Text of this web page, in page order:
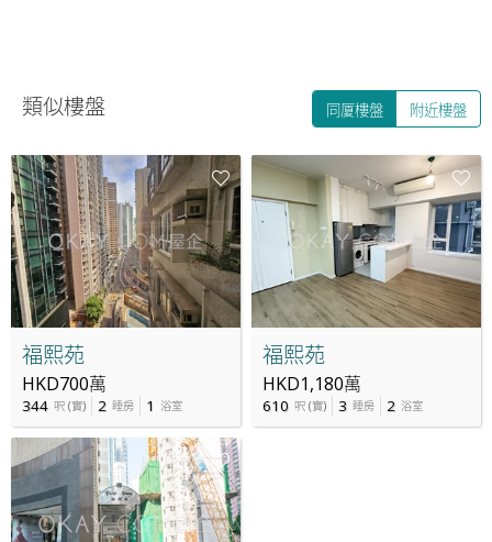
類似樓盤 同厦樓盤 附近樓盤
福熙苑
HKD700萬
344 呎 (實) 2 睡房 1 浴室
福熙苑
HKD1,180萬
610 呎 (實) 3 睡房 2 浴室